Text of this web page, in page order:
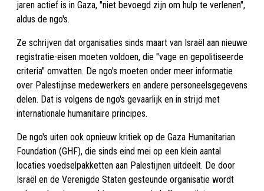
jaren actief is in Gaza, "niet bevoegd zijn om hulp te verlenen",
aldus de ngo's.
Ze schrijven dat organisaties sinds maart van Israël aan nieuwe
registratie-eisen moeten voldoen, die "vage en gepolitiseerde
criteria" omvatten. De ngo's moeten onder meer informatie
over Palestijnse medewerkers en andere personeelsgegevens
delen. Dat is volgens de ngo's gevaarlijk en in strijd met
internationale humanitaire principes.
De ngo's uiten ook opnieuw kritiek op de Gaza Humanitarian
Foundation (GHF), die sinds eind mei op een klein aantal
locaties voedselpakketten aan Palestijnen uitdeelt. De door
Israël en de Verenigde Staten gesteunde organisatie wordt